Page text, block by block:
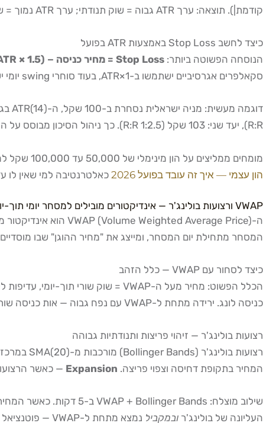
קודמת|). תוצאה: ערך ATR גבוה = שוק תנודתי; ערך ATR נמוך = שוק רגוע.
כיצד לחשב Stop Loss באמצעות ATR בפועל
הנוסחה הפשוטה ביותר: Stop Loss = מחיר כניסה − (1.5 × ATR)
סקאלפרים אגרסיביים ישתמשו ב-1×ATR, בעוד סוחרי swing יומי ישתמשו ב-2×ATR.
R:R), יעד שני: 103 שקל (1:2.5 R:R). כך ניהול הסיכון מבוסס על המציאות הסטטיסטית של השוק, ולא על תחושות בטן.
מומחים ממליצים על הון מינימלי של 50,000 עד 100,000 שקל למסחר יומי בישראל, בין היתר כדי שגודל הפוזיציה שנגזר מחישוב ATR לא יהיה "כפוי" למינוף מסוכן. ניתן לקרוא עוד על
הון עצמי — איך זה עובד בפועל 2026
כאלטרנטיבה למי שאין לו
VWAP ורצועות בולינג'ר — אינדיקטורים מובילים למסחר יומי תוך-יומי
המסחר מתחילת יום המסחר, ומייצג את "מחיר ההוגן" שבו מוסדיים
כיצד לסחור עם VWAP — כלל הזהב
כניסה לונג. ירידה מתחת ל-VWAP עם נפח גבוה — אות כניסה שורט. ה-VWAP עצמו משמש כ-Stop Loss: כניסת לונג מעל VWAP, Stop מתחת ל-VWAP (בפרמטר ATR נוסף).
רצועות בולינג'ר — זיהוי פריצות ותנודתיות גבוהה
רצועות בולינג'ר (Bollinger Bands) מורכבות מ-SMA(20) במרכז ושתי סטיות תקן (±2σ) מעל ומתחת. הן מאפשרות לסוחר יומי לזהות שני תרחישים עיקריים:
המחיר בתקופת דחיסה וצפוי פריצה. Expansion — כאשר
שילוב מוצלח: VWAP + Bollinger Bands ב-5 דקות. כאשר המחיר נוגע ברצועה התחתונה של בולינג'ר
העליונה של בולינג'ר ובמקביל נמצא מתחת ל-VWAP — פוטנציאל ירידה ושורט גבוה.